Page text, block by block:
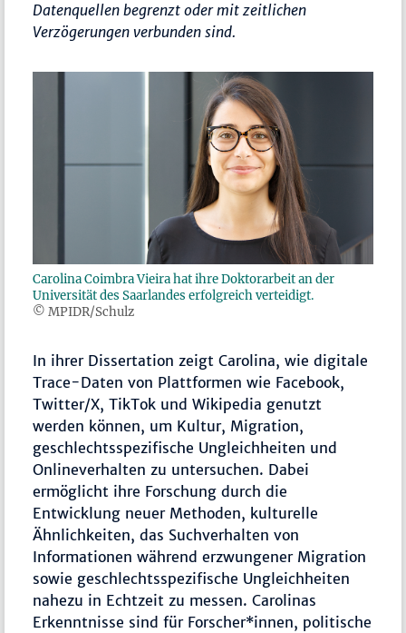
Datenquellen begrenzt oder mit zeitlichen
Verzögerungen verbunden sind.
Carolina Coimbra Vieira hat ihre Doktorarbeit an der
Universität des Saarlandes erfolgreich verteidigt.
© MPIDR/Schulz
In ihrer Dissertation zeigt Carolina, wie digitale
Trace-Daten von Plattformen wie Facebook,
Twitter/X, TikTok und Wikipedia genutzt
werden können, um Kultur, Migration,
geschlechtsspezifische Ungleichheiten und
Onlineverhalten zu untersuchen. Dabei
ermöglicht ihre Forschung durch die
Entwicklung neuer Methoden, kulturelle
Ähnlichkeiten, das Suchverhalten von
Informationen während erzwungener Migration
sowie geschlechtsspezifische Ungleichheiten
nahezu in Echtzeit zu messen. Carolinas
Erkenntnisse sind für Forscher*innen, politische